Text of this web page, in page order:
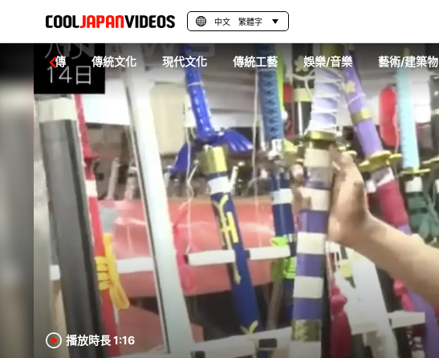
中文 繁體字
地域宣傳 傳統文化 現代文化 傳統工藝 娛樂/音樂 藝術/建築物
播放時長 1:16